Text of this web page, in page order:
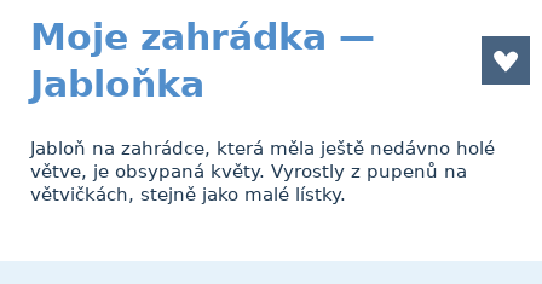
Moje zahrádka —
Jabloňka
Jabloň na zahrádce, která měla ještě nedávno holé
větve, je obsypaná květy. Vyrostly z pupenů na
větvičkách, stejně jako malé lístky.